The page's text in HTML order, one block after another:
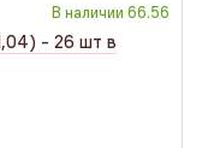
В наличии 66.56
- 26 шт в